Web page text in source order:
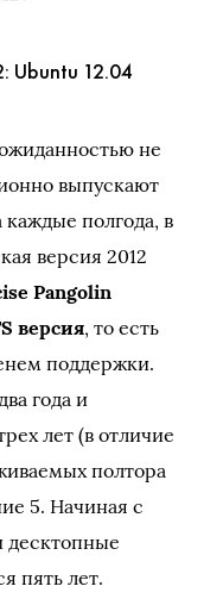
Ubuntu 12.04
не
выпускают
полгода, в
версия 2012
Pangolin
версия, то есть
поддержки.
года и
лет (в отличие
полтора
5. Начиная с
десктопные
пять лет.